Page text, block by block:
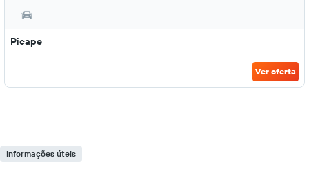
Picape
Ver oferta
Informações úteis